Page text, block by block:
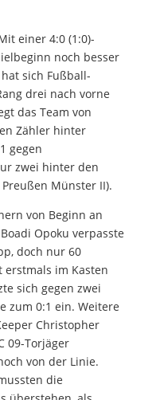
einer 4:0 (1:0)-
noch besser
sich Fußball-
drei nach vorne
das Team von
Zähler hinter
gegen
zwei hinter den
Münster II).
von Beginn an
Opoku verpasste
doch nur 60
erstmals im Kasten
sich gegen zwei
zum 0:1 ein. Weitere
Christopher
09-Torjäger
von der Linie.
die